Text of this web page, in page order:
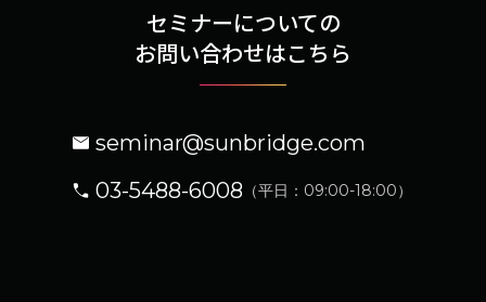
セミナーについての
お問い合わせはこちら
seminar@sunbridge.com
03-5488-6008 （平日：09:00-18:00）